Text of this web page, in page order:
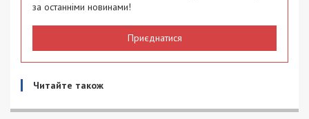
за останніми новинами!
Приєднатися
Читайте також